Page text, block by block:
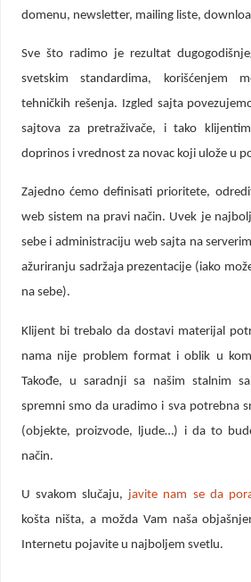
domenu, newsletter, mailing liste,
Sve što radimo je rezultat
svetskim standardima, korišćenjem
tehničkih rešenja. Izgled sajta
sajtova za pretraživače, i tako
doprinos i vrednost za novac koji ulože u
Zajedno ćemo definisati prioritete,
web sistem na pravi način. Uvek je
sebe i administraciju web sajta na
ažuriranju sadržaja prezentacije (iako
na sebe).
Klijent bi trebalo da dostavi materijal
nama nije problem format i oblik u
Takođe, u saradnji sa našim stalnim
spremni smo da uradimo i sva potrebna
(objekte, proizvode, ljude…) i da to
način.
U svakom slučaju, javite nam se da
košta ništa, a možda Vam naša
Internetu pojavite u najboljem svetlu.